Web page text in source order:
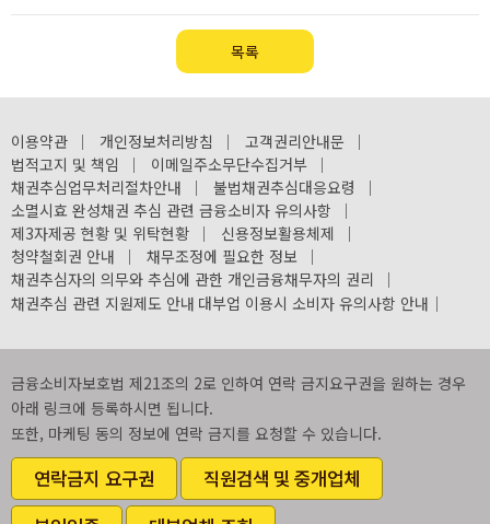
목록
이용약관 ｜ 개인정보처리방침 ｜ 고객권리안내문 ｜
법적고지 및 책임 ｜ 이메일주소무단수집거부 ｜
채권추심업무처리절차안내 ｜ 불법채권추심대응요령 ｜
소멸시효 완성채권 추심 관련 금융소비자 유의사항 ｜
제3자제공 현황 및 위탁현황 ｜ 신용정보활용체제 ｜
청약철회권 안내 ｜ 채무조정에 필요한 정보 ｜
채권추심자의 의무와 추심에 관한 개인금융채무자의 권리 ｜
채권추심 관련 지원제도 안내 대부업 이용시 소비자 유의사항 안내 ｜
금융소비자보호법 제21조의 2로 인하여 연락 금지요구권을 원하는 경우
아래 링크에 등록하시면 됩니다.
또한, 마케팅 동의 정보에 연락 금지를 요청할 수 있습니다.
연락금지 요구권
직원검색 및 중개업체